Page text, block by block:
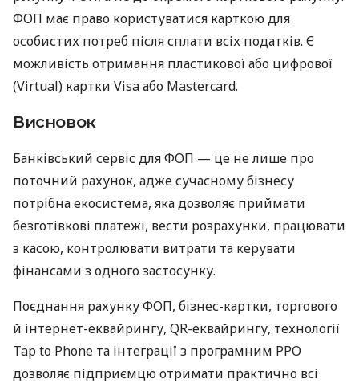
ФОП має право користуватися карткою для
особистих потреб після сплати всіх податків. Є
можливість отримання пластикової або цифрової
(Virtual) картки Visa або Mastercard.
Висновок
Банківський сервіс для ФОП — це не лише про
поточний рахунок, адже сучасному бізнесу
потрібна екосистема, яка дозволяє приймати
безготівкові платежі, вести розрахунки, працювати
з касою, контролювати витрати та керувати
фінансами з одного застосунку.
Поєднання рахунку ФОП, бізнес-картки, торгового
й інтернет-еквайрингу, QR-еквайрингу, технології
Tap to Phone та інтеграції з програмним РРО
дозволяє підприємцю отримати практично всі